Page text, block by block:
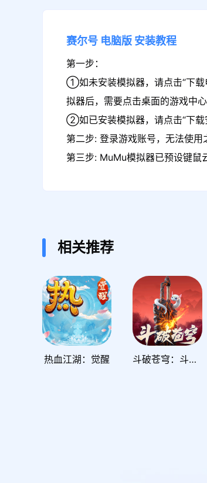
赛尔号 电脑版 安装教程
第一步：
①如未安装模拟器，请点击“下载
拟器后，需要点击桌面的游戏中
②如已安装模拟器，请点击“下载
第二步: 登录游戏账号，无法使
第三步: MuMu模拟器已预设键鼠
相关推荐
热血江湖：觉醒 斗破苍穹：斗帝之路